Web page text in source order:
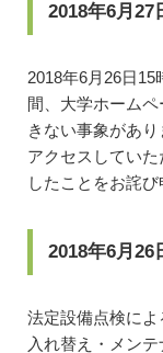
2018年6月27
2018年6月26日
間、大学ホーム
きない事象があり
アクセスしてい
したことをお詫び
2018年6月26
法定設備点検に
入れ替え・メン